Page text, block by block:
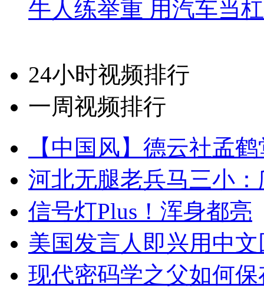
牛人练举重 用汽车当
24小时视频排行
一周视频排行
【中国风】德云社孟
河北无腿老兵马三小
信号灯Plus！浑身都亮
美国发言人即兴用中
现代密码学之父如何